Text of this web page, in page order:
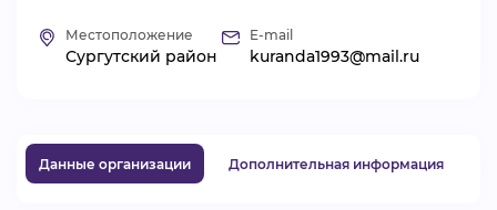
Местоположение
Сургутский район
E-mail
kuranda1993@mail.ru
Данные организации Дополнительная информация